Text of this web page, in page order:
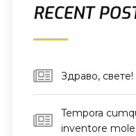
RECENT
Здраво, свете!
Tempora
inventore